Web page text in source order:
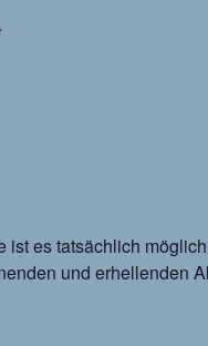
es tatsächlich
und erhellenden